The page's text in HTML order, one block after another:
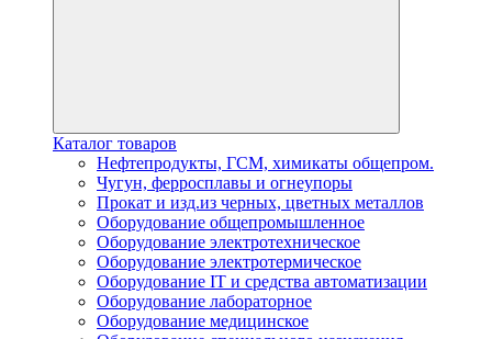
Каталог товаров
Нефтепродукты, ГСМ, химикаты общепром.
Чугун, ферросплавы и огнеупоры
Прокат и изд.из черных, цветных металлов
Оборудование общепромышленное
Оборудование электротехническое
Оборудование электротермическое
Оборудование IT и средства автоматизации
Оборудование лабораторное
Оборудование медицинское